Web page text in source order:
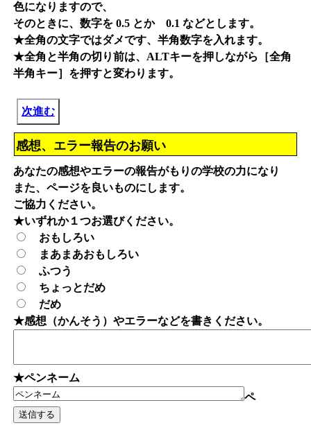
色になりますので、
そのときに、数字を 0.5 とか 0.1 などとします。
★全角の文字ではダメです、半角数字を入れます。
★全角と半角の切り前は、ALTキーを押しながら［全角
半角キー］を押すと変わります。
次進む
感想、エラー報告のお願い
あなたの感想やエラーの報告がもりの学校の力になり
また、ページを良いものにします。
ご協力ください。
★いずれか１つお選びください。
おもしろい
まあまあおもしろい
ふつう
ちょっとだめ
だめ
★感想（かんそう）やエラーなどを書きください。
★ペンネーム
ペ